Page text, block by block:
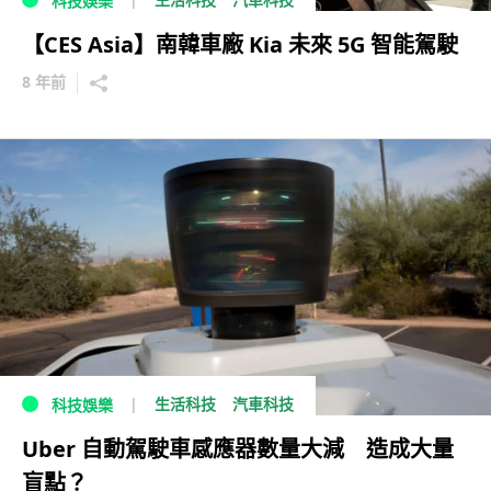
【CES Asia】南韓車廠 Kia 未來 5G 智能駕駛
8 年前
科技娛樂 生活科技 汽車科技
Uber 自動駕駛車感應器數量大減 造成大量
盲點？